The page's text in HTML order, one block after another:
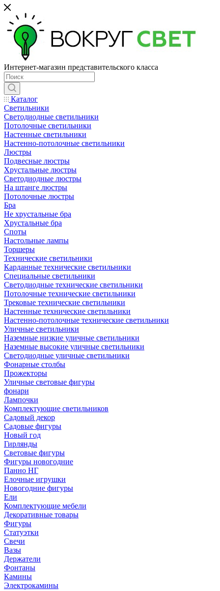
Интернет-магазин представительского класса
Каталог
Светильники
Светодиодные светильники
Потолочные светильники
Настенные светильники
Настенно-потолочные светильники
Люстры
Подвесные люстры
Хрустальные люстры
Светодиодные люстры
На штанге люстры
Потолочные люстры
Бра
Не хрустальные бра
Хрустальные бра
Споты
Настольные лампы
Торшеры
Технические светильники
Карданные технические светильники
Специальные светильники
Светодиодные технические светильники
Потолочные технические светильники
Трековые технические светильники
Настенные технические светильники
Настенно-потолочные технические светильники
Уличные светильники
Наземные низкие уличные светильники
Наземные высокие уличные светильники
Светодиодные уличные светильники
Фонарные столбы
Прожекторы
Уличные световые фигуры
фонари
Лампочки
Комплектующие светильников
Садовый декор
Садовые фигуры
Новый год
Гирлянды
Световые фигуры
Фигуры новогодние
Панно НГ
Елочные игрушки
Новогодние фигуры
Ели
Комплектующие мебели
Декоративные товары
Фигуры
Статуэтки
Свечи
Вазы
Держатели
Фонтаны
Камины
Электрокамины